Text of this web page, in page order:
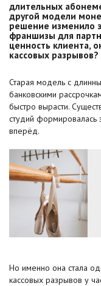
длительных
другой модели
решение изменило
франшизы для
ценность клиента,
кассовых разрывов?
Старая модель с
банковскими
быстро вырасти.
студий формировалась
вперёд.
Но именно она стала
кассовых разрывов у